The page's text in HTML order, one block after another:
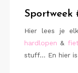
Sportweek
Hier lees je
hardlopen &
stuff… En hier is